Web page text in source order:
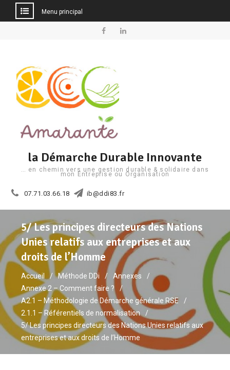
Menu principal
la Démarche Durable Innovante
… en chemin vers une gestion durable & solidaire dans
mon Entreprise ou Organisation
07.71.03.66.18 ib@ddi83.fr
5/ Les principes directeurs des Nations
Unies relatifs aux entreprises et aux
droits de l’Homme
Accueil Méthode DDi
Annexes
Annexe 2 – Comment faire ?
A2.1 – Méthodologie de Démarche générale RSE
2.1.1 – Référentiels de normalisation
5/ Les principes directeurs des Nations Unies relatifs aux
entreprises et aux droits de l’Homme